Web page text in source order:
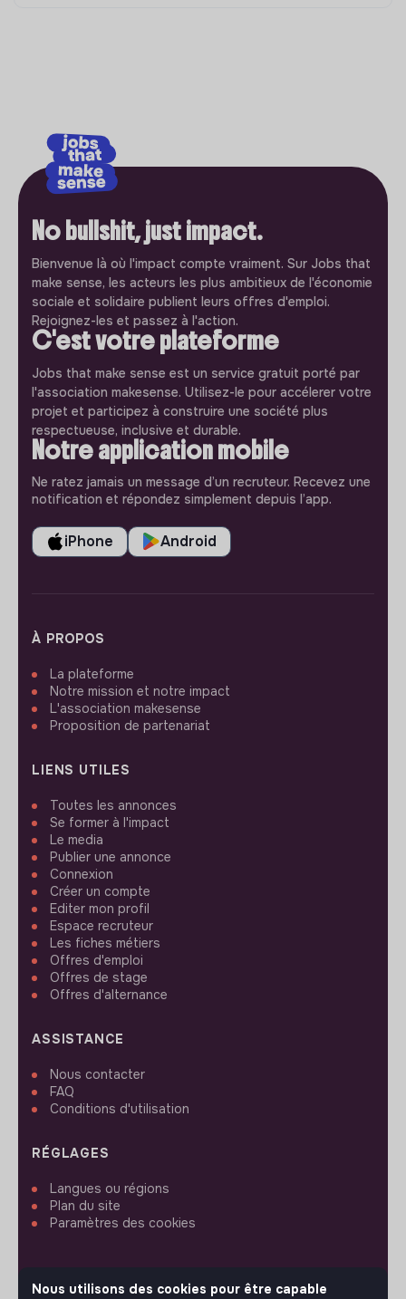
No bullshit, just impact.
Bienvenue là où l'impact compte vraiment. Sur Jobs that
make sense, les acteurs les plus ambitieux de l'économie
sociale et solidaire publient leurs offres d'emploi.
Rejoignez-les et passez à l'action.
C'est votre plateforme
Jobs that make sense est un service gratuit porté par
l'association makesense. Utilisez-le pour accélerer votre
projet et participez à construire une société plus
respectueuse, inclusive et durable.
Notre application mobile
Ne ratez jamais un message d’un recruteur. Recevez une
notification et répondez simplement depuis l’app.
iPhone Android
À PROPOS
La plateforme
Notre mission et notre impact
L'association makesense
Proposition de partenariat
LIENS UTILES
Toutes les annonces
Se former à l'impact
Le media
Publier une annonce
Connexion
Créer un compte
Editer mon profil
Espace recruteur
Les fiches métiers
Offres d'emploi
Offres de stage
Offres d'alternance
ASSISTANCE
Nous contacter
FAQ
Conditions d'utilisation
RÉGLAGES
Langues ou régions
Plan du site
Paramètres des cookies
Nous utilisons des cookies pour être capable